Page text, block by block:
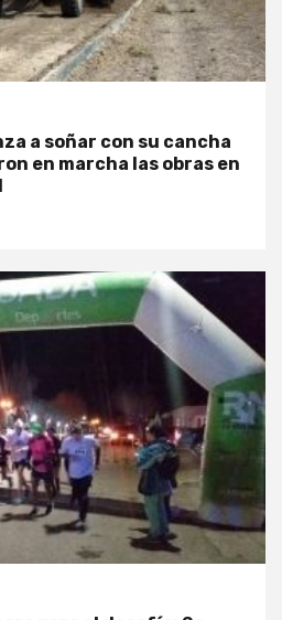
a soñar con su cancha
en marcha las obras en